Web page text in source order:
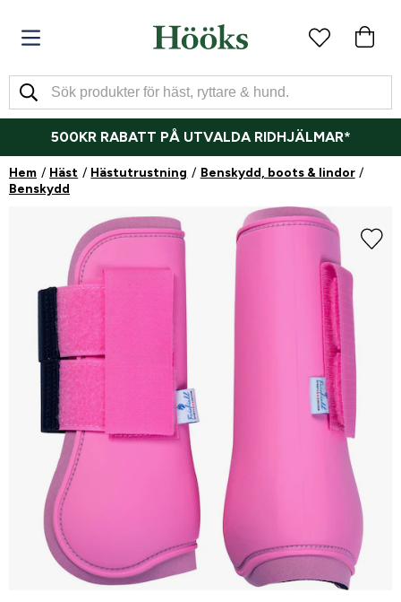
500KR RABATT PÅ UTVALDA RIDHJÄLMAR*
Hem Häst Hästutrustning
Benskydd, boots & lindor
Benskydd